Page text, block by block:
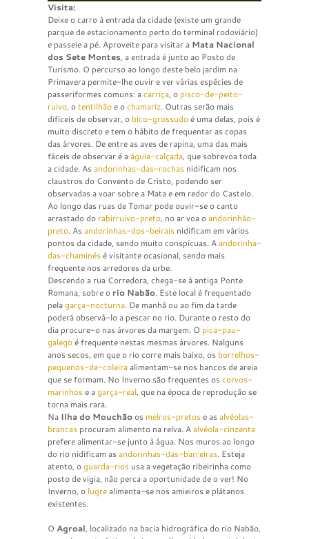
Visita:
Deixe o carro à entrada da cidade (existe um grande
parque de estacionamento perto do terminal rodoviário)
e passeie a pé. Aproveite para visitar a Mata Nacional
dos Sete Montes, a entrada é junto ao Posto de
Turismo. O percurso ao longo deste belo jardim na
Primavera permite-lhe ouvir e ver várias espécies de
passeriformes comuns: acarriça, o pisco-de-peito-
ruivo, otentilhãoe ochamariz. Outras serão mais
difíceis de observar, o bico-grossudoé uma delas, pois é
muito discreto e tem o hábito de frequentar as copas
das árvores. De entre as aves de rapina, uma das mais
fáceis de observar é aáguia-calçada, que sobrevoa toda
a cidade. Asandorinhas-das-rochas nidificam nos
claustros do Convento de Cristo, podendo ser
observadas a voar sobre a Mata e em redor do Castelo.
Ao longo das ruas de Tomar pode ouvir-se o canto
arrastado do rabirruivo-preto, no ar voa oandorinhão-
preto. Asandorinhas-dos-beirais nidificam em vários
pontos da cidade, sendo muito conspícuas. Aandorinha-
das-chaminésé visitante ocasional, sendo mais
frequente nos arredores da urbe.
Descendo a rua Corredora, chega-se à antiga Ponte
Romana, sobre o rio Nabão. Este local é frequentado
pelagarça-nocturna. De manhã ou ao fim da tarde
poderá observá-lo a pescar no rio. Durante o resto do
dia procure-o nas árvores da margem. O pica-pau-
galegoé frequente nestas mesmas árvores. Nalguns
anos secos, em que o rio corre mais baixo, os borrelhos-
pequenos-de-coleiraalimentam-se nos bancos de areia
que se formam. No Inverno são frequentes oscorvos-
marinhose agarça-real, que na época de reprodução se
torna mais rara.
Na Ilha do Mouchãoos melros-pretose asalvéolas-
brancas procuram alimento na relva. Aalvéola-cinzenta
prefere alimentar-se junto à água. Nos muros ao longo
do rio nidificam asandorinhas-das-barreiras. Esteja
atento, oguarda-rios usa a vegetação ribeirinha como
posto de vigia, não perca a oportunidade de o ver! No
Inverno, o lugrealimenta-se nos amieiros e plátanos
existentes.
O Agroal, localizado na bacia hidrográfica do rio Nabão,